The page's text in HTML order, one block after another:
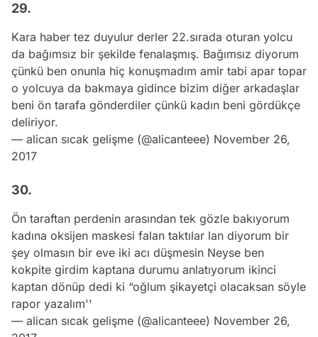
29.
Kara haber tez duyulur derler 22.sırada oturan yolcu
da bağımsız bir şekilde fenalaşmış. Bağımsız diyorum
çünkü ben onunla hiç konuşmadım amir tabi apar topar
o yolcuya da bakmaya gidince bizim diğer arkadaşlar
beni ön tarafa gönderdiler çünkü kadın beni gördükçe
deliriyor.
— alican sıcak gelişme (@alicanteee) November 26,
2017
30.
Ön taraftan perdenin arasından tek gözle bakıyorum
kadına oksijen maskesi falan taktılar lan diyorum bir
şey olmasın bir eve iki acı düşmesin Neyse ben
kokpite girdim kaptana durumu anlatıyorum ikinci
kaptan dönüp dedi ki “oğlum şikayetçi olacaksan söyle
rapor yazalım''
— alican sıcak gelişme (@alicanteee) November 26,